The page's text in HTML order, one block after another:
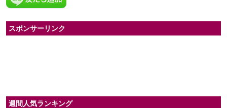
スポンサーリンク
週間人気ランキング